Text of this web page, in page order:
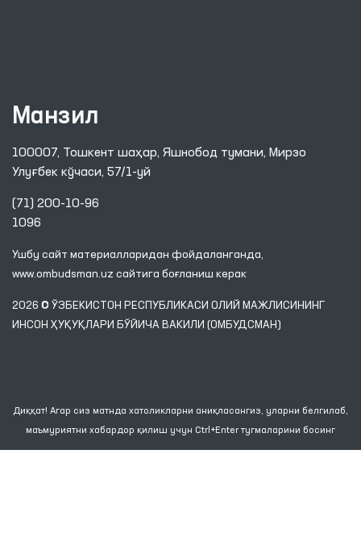
Манзил
100007, Тошкент шаҳар, Яшнобод тумани, Мирзо
Улуғбек кўчаси, 57/1-уй
(71) 200-10-96
1096
Ушбу сайт материалларидан фойдаланганда,
www.ombudsman.uz сайтига боғланиш керак
2026 © ЎЗБЕКИСТОН РЕСПУБЛИКАСИ ОЛИЙ МАЖЛИСИНИНГ
ИНСОН ҲУҚУҚЛАРИ БЎЙИЧА ВАКИЛИ (ОМБУДСМАН)
Диққат! Агар сиз матнда хатоликларни аниқласангиз, уларни белгилаб,
маъмуриятни хабардор қилиш учун Ctrl+Enter тугмаларини босинг